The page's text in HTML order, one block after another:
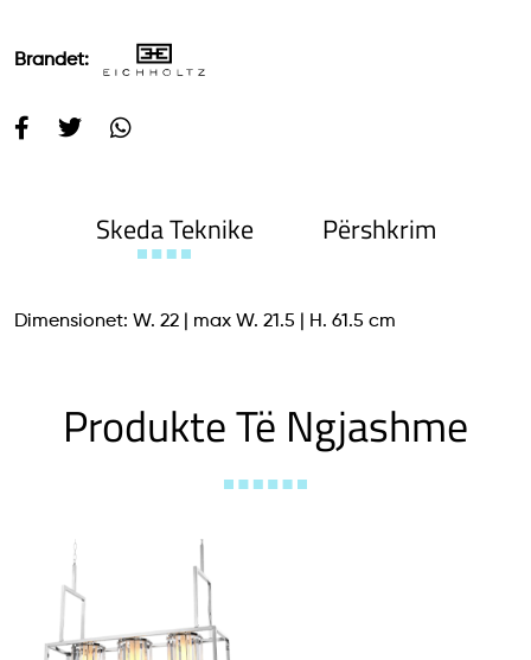
Brandet:
Skeda Teknike Përshkrim
Dimensionet: W. 22 | max W. 21.5 | H. 61.5 cm
Produkte Të Ngjashme